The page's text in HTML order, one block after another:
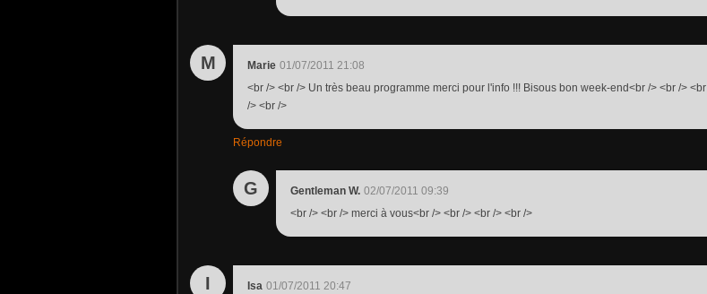
M Marie 01/07/2011 21:08
<br /> <br /> Un très beau programme merci pour l'info !!! Bisous bon week-end<br /> <br /> <br
/> <br />
Répondre
G Gentleman W. 02/07/2011 09:39
<br /> <br /> merci à vous<br /> <br /> <br /> <br />
I Isa 01/07/2011 20:47